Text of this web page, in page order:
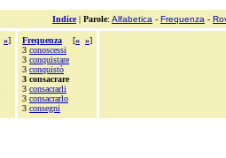
Indice| Parole: Alfabetica - Frequenza -
»]
Frequenza [« »]
3 conoscessi
3 conquistare
3 conquistò
3 consacrare
3 consacrarli
3 consacrarlo
3 consegni